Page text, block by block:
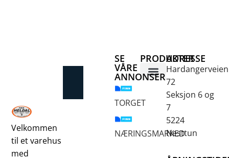
Velkommen
til et varehus
med
ADRESSE
Hardangerveien
72
Seksjon 6 og
7
5224
Nesttun
PRODUKTER
SE
VÅRE
ANNONSER
TORGET
NÆRINGSMARKED